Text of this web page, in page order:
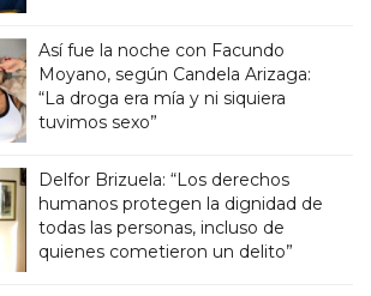
Así fue la noche con Facundo
Moyano, según Candela Arizaga:
“La droga era mía y ni siquiera
tuvimos sexo”
Delfor Brizuela: “Los derechos
humanos protegen la dignidad de
todas las personas, incluso de
quienes cometieron un delito”